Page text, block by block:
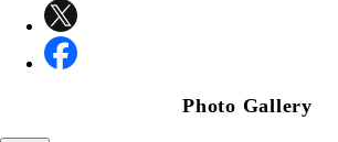
Photo Gallery